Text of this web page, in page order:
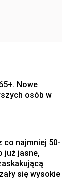
Nowe
osób w
co najmniej 50-
już jasne,
się wysokie